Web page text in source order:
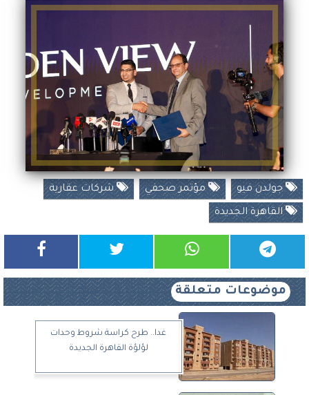
جولدن فيو مؤتمر صحفي شركات عقارية
القاهرة الجديدة
موضوعات متعلقة
غدا.. طرح كراسة شروط وحدات
لؤلؤة القاهرة الجديدة